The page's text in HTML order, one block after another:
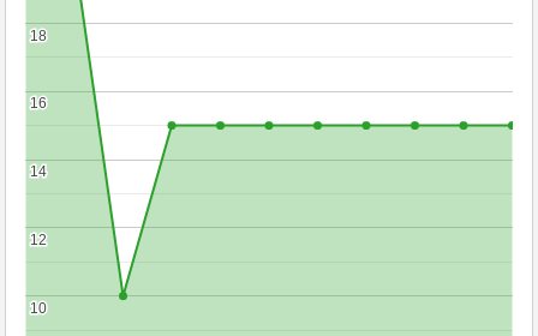
10
10
12
12
14
14
16
16
18
18